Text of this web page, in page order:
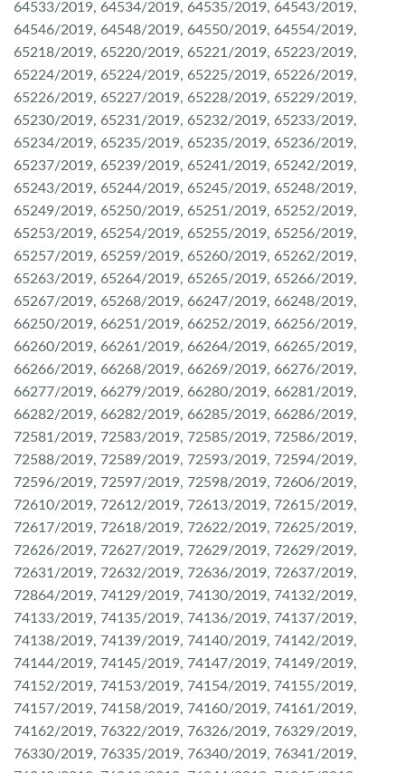
64533/2019, 64534/2019, 64535/2019, 64543/2019,
64546/2019, 64548/2019, 64550/2019, 64554/2019,
65218/2019, 65220/2019, 65221/2019, 65223/2019,
65224/2019, 65224/2019, 65225/2019, 65226/2019,
65226/2019, 65227/2019, 65228/2019, 65229/2019,
65230/2019, 65231/2019, 65232/2019, 65233/2019,
65234/2019, 65235/2019, 65235/2019, 65236/2019,
65237/2019, 65239/2019, 65241/2019, 65242/2019,
65243/2019, 65244/2019, 65245/2019, 65248/2019,
65249/2019, 65250/2019, 65251/2019, 65252/2019,
65253/2019, 65254/2019, 65255/2019, 65256/2019,
65257/2019, 65259/2019, 65260/2019, 65262/2019,
65263/2019, 65264/2019, 65265/2019, 65266/2019,
65267/2019, 65268/2019, 66247/2019, 66248/2019,
66250/2019, 66251/2019, 66252/2019, 66256/2019,
66260/2019, 66261/2019, 66264/2019, 66265/2019,
66266/2019, 66268/2019, 66269/2019, 66276/2019,
66277/2019, 66279/2019, 66280/2019, 66281/2019,
66282/2019, 66282/2019, 66285/2019, 66286/2019,
72581/2019, 72583/2019, 72585/2019, 72586/2019,
72588/2019, 72589/2019, 72593/2019, 72594/2019,
72596/2019, 72597/2019, 72598/2019, 72606/2019,
72610/2019, 72612/2019, 72613/2019, 72615/2019,
72617/2019, 72618/2019, 72622/2019, 72625/2019,
72626/2019, 72627/2019, 72629/2019, 72629/2019,
72631/2019, 72632/2019, 72636/2019, 72637/2019,
72864/2019, 74129/2019, 74130/2019, 74132/2019,
74133/2019, 74135/2019, 74136/2019, 74137/2019,
74138/2019, 74139/2019, 74140/2019, 74142/2019,
74144/2019, 74145/2019, 74147/2019, 74149/2019,
74152/2019, 74153/2019, 74154/2019, 74155/2019,
74157/2019, 74158/2019, 74160/2019, 74161/2019,
74162/2019, 76322/2019, 76326/2019, 76329/2019,
76330/2019, 76335/2019, 76340/2019, 76341/2019,